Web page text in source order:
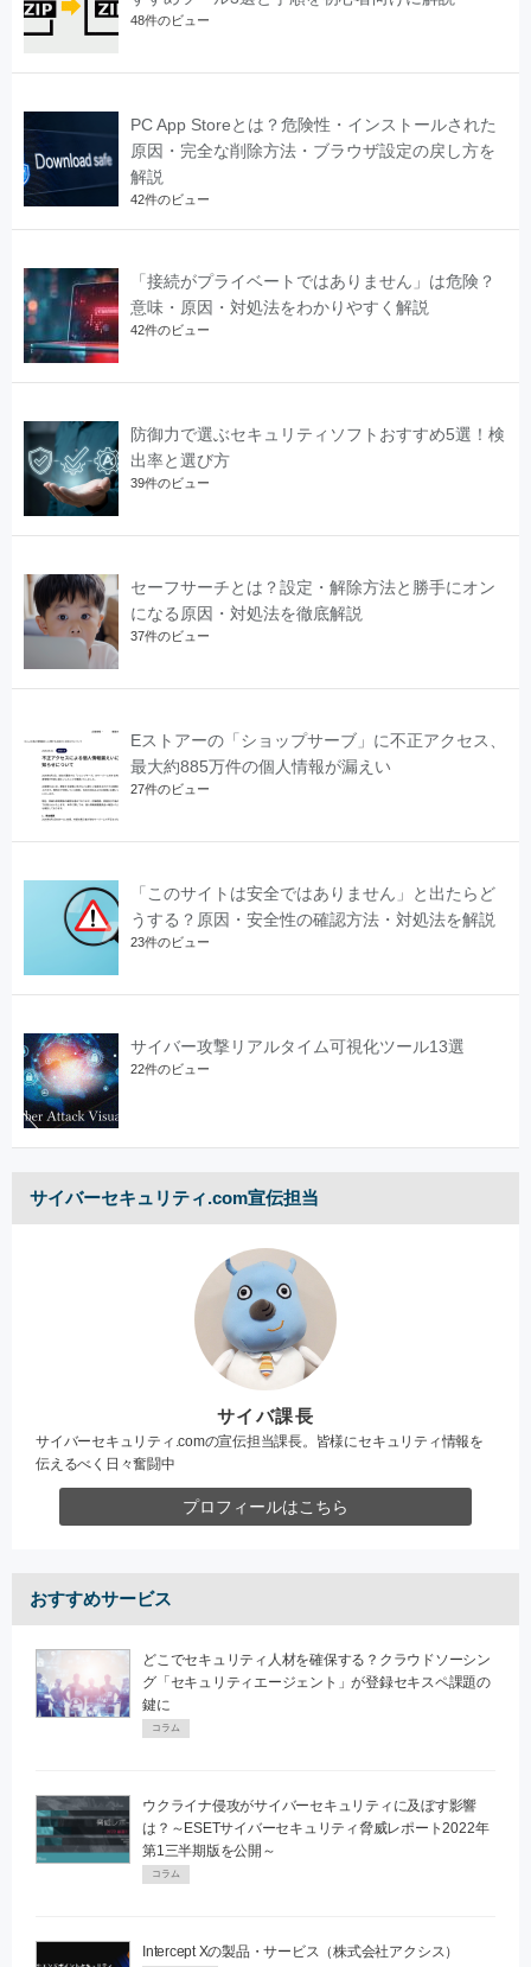
48件のビュー
PC App Storeとは？危険性・インストールされた
原因・完全な削除方法・ブラウザ設定の戻し方を
解説
42件のビュー
「接続がプライベートではありません」は危険？
意味・原因・対処法をわかりやすく解説
42件のビュー
防御力で選ぶセキュリティソフトおすすめ5選！検
出率と選び方
39件のビュー
セーフサーチとは？設定・解除方法と勝手にオン
になる原因・対処法を徹底解説
37件のビュー
Eストアーの「ショップサーブ」に不正アクセス、
最大約885万件の個人情報が漏えい
27件のビュー
「このサイトは安全ではありません」と出たらど
うする？原因・安全性の確認方法・対処法を解説
23件のビュー
サイバー攻撃リアルタイム可視化ツール13選
22件のビュー
サイバーセキュリティ.com宣伝担当
サイバ課長
サイバーセキュリティ.comの宣伝担当課長。皆様にセキュリティ情報を
伝えるべく日々奮闘中
プロフィールはこちら
おすすめサービス
どこでセキュリティ人材を確保する？クラウドソーシン
グ「セキュリティエージェント」が登録セキスペ課題の
鍵に
コラム
ウクライナ侵攻がサイバーセキュリティに及ぼす影響
は？～ESETサイバーセキュリティ脅威レポート2022年
第1三半期版を公開～
コラム
Intercept Xの製品・サービス（株式会社アクシス）